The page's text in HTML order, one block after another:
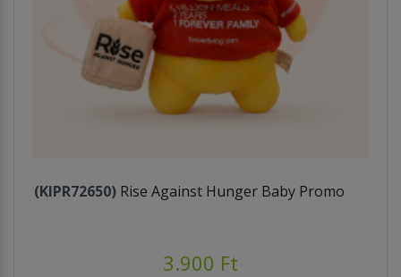
(KIPR72650) Rise Against Hunger Baby Promo
3.900 Ft